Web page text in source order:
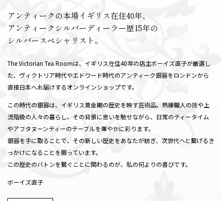
アンティークの本場イギリス在住40年、
アンティークシルバーディーラー歴15年の
シルバースペシャリスト。
The Victorian Tea Roomは、イギリス在住40年の店主ボーイズ直子が厳選し
た、ヴィクトリア時代やエドワード時代のアンティーク銀器をロンドンから
直接日本へお届けするオンラインショップです。
この時代の銀器は、イギリス黄金期の歴史を映す芸術品。熟練職人の技や上
流階級の人々の暮らし、その背景に思いを馳せながら、日常のティータイム
やアフタヌーンティーのテーブルを華やかに彩ります。
銀器を手に取ることで、その新しい歴史をあなたが紡ぎ、次世代へと繋げるき
っかけになることを願っています。
この歴史のバトンを繋ぐことに関わるのが、私の何よりの喜びです。
ボーイズ直子